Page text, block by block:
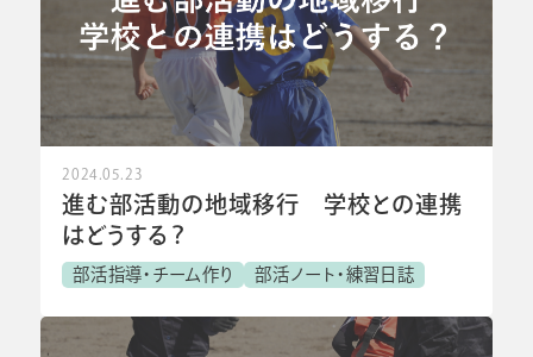
2024.05.23
進む部活動の地域移行 学校との連携
はどうする？
部活指導・チーム作り 部活ノート・練習日誌